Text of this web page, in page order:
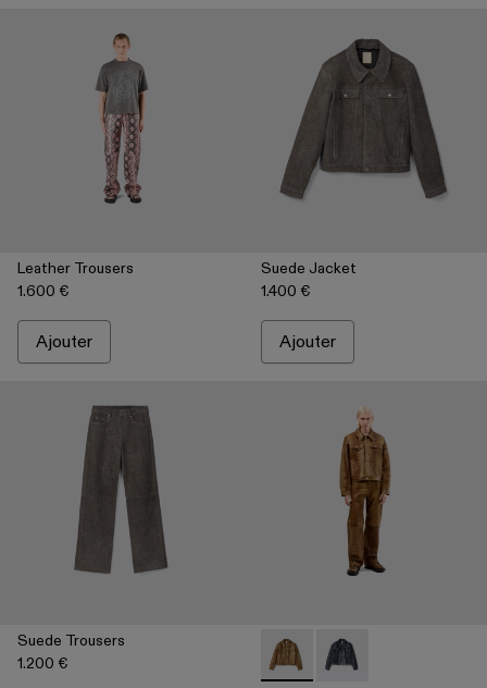
Leather Trousers
1.600 €
Ajouter
Suede Jacket
1.400 €
Ajouter
Suede Trousers
1.200 €
Leather Jacket - AU00012-
Leather Jacket -